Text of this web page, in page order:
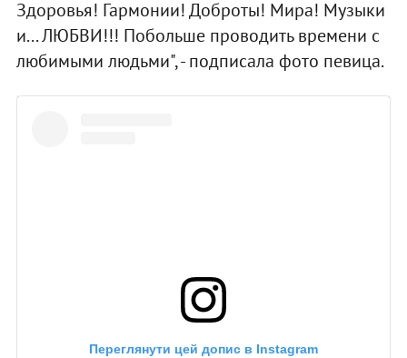
Здоровья! Гармонии! Доброты! Мира! Музыки
и... ЛЮБВИ!!! Побольше проводить времени с
любимыми людьми", - подписала фото певица.
Переглянути цей допис в Instagram